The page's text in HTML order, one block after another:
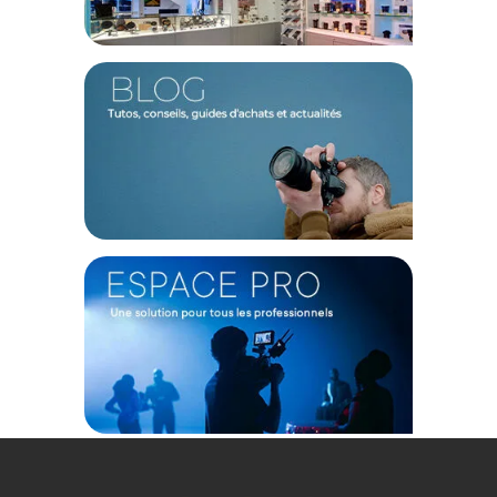
Caractéristiques duSac à dos Rju AIR 18L - Vert par F-
Modèle : Sac à dos Rju AIR 18L - Vert
Volume maximal : 18 L
Options de transport : Sangles de sac à dos avec sangle de
poitrine et poignée
Type de fermeture : Fermeture éclair
Type d'intérieur : Vide
Poche pour bouteille : Non
Compatible avec les poches à eau : Non
Pochettes anti-RFID : Non
Support pour trépied : Oui (avec équipement en option)
Accès latéral : Non